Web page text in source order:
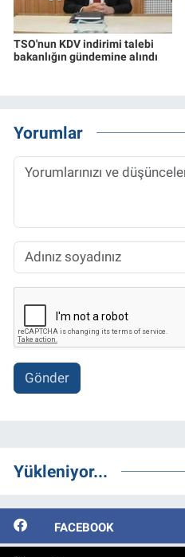
TSO'nun KDV indirimi talebi
bakanlığın gündemine alındı
Yorumlar
Gönder
Yükleniyor...
FACEBOOK